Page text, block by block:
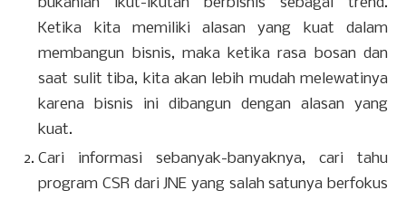
Ketika kita memiliki alasan yang kuat dalam
membangun bisnis, maka ketika rasa bosan dan
saat sulit tiba, kita akan lebih mudah melewatinya
karena bisnis ini dibangun dengan alasan yang
kuat.
Cari informasi sebanyak-banyaknya, cari tahu
program CSR dari JNE yang salah satunya berfokus